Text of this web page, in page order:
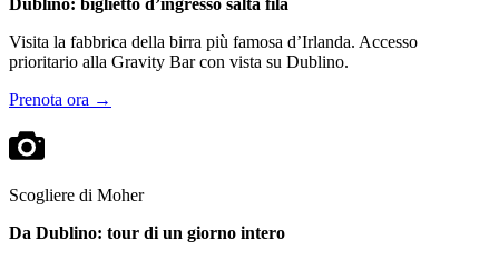
Dublino: biglietto d’ingresso salta fila
Visita la fabbrica della birra più famosa d’Irlanda. Accesso
prioritario alla Gravity Bar con vista su Dublino.
Prenota ora →
Scogliere di Moher
Da Dublino: tour di un giorno intero